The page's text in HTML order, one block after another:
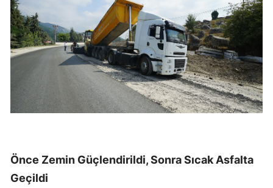
Önce Zemin Güçlendirildi, Sonra Sıcak Asfalta
Geçildi